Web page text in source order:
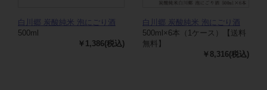
白川郷 炭酸純米 泡にごり酒
500ml
￥1,386(税込)
白川郷 炭酸純米 泡にごり酒
500ml×6本（1ケース）【送料
無料】
￥8,316(税込)